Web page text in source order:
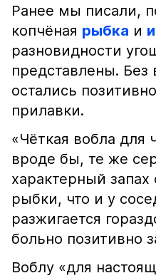
Ранее мы писали,
копчёная рыбка и
разновидности
представлены. Без
остались
прилавки.
«Чёткая вобла для
вроде бы, те же
характерный
рыбки, что и у
разжигается
больно позитивно
Воблу «для